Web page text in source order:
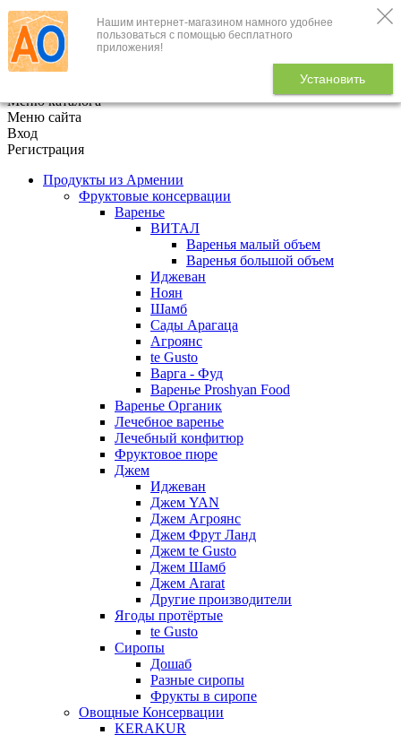
Нашим интернет-магазином намного удобнее
пользоваться с помощью бесплатного
приложения!
Установить
+7 (495) 646-888-1
В корзине
Меню каталога
Меню сайта
Вход
Регистрация
Продукты из Армении
Фруктовые консервации
Варенье
ВИТАЛ
Варенья малый объем
Варенья большой объем
Иджеван
Ноян
Шамб
Сады Арагаца
Агроянс
te Gusto
Варга - Фуд
Варенье Proshyan Food
Варенье Органик
Лечебное варенье
Лечебный конфитюр
Фруктовое пюре
Джем
Иджеван
Джем YAN
Джем Агроянс
Джем Фрут Ланд
Джем te Gusto
Джем Шамб
Джем Ararat
Другие производители
Ягоды протёртые
te Gusto
Сиропы
Дошаб
Разные сиропы
Фрукты в сиропе
Овощные Консервации
KERAKUR